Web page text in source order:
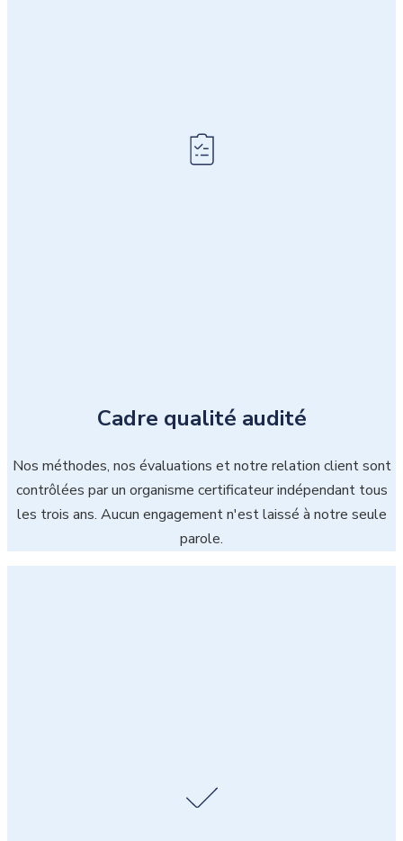
Cadre qualité audité
Nos méthodes, nos évaluations et notre relation client sont
contrôlées par un organisme certificateur indépendant tous
les trois ans. Aucun engagement n'est laissé à notre seule
parole.